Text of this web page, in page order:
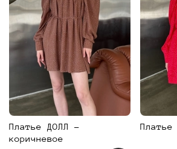
Платье ДОЛЛ -
коричневое